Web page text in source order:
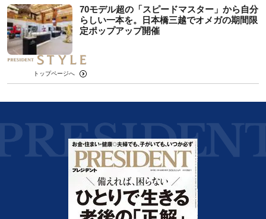
70モデル超の「スピードマスター」から自分
らしい一本を。日本橋三越でオメガの期間限
定ポップアップ開催
トップページへ